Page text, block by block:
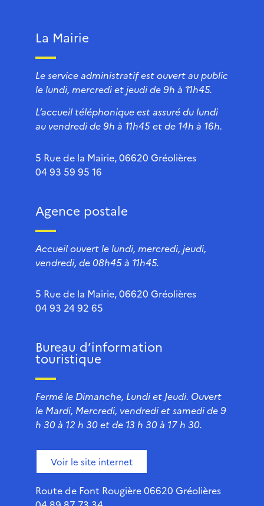
La Mairie
Le service administratif est ouvert au public
le lundi, mercredi et jeudi de 9h à 11h45.
L’accueil téléphonique est assuré du lundi
au vendredi de 9h à 11h45 et de 14h à 16h.
5 Rue de la Mairie, 06620 Gréolières
04 93 59 95 16
Agence postale
Accueil ouvert le lundi, mercredi, jeudi,
vendredi, de 08h45 à 11h45.
5 Rue de la Mairie, 06620 Gréolières
04 93 24 92 65
Bureau d’information
touristique
Fermé le Dimanche, Lundi et Jeudi. Ouvert
le Mardi, Mercredi, vendredi et samedi de 9
h 30 à 12 h 30 et de 13 h 30 à 17 h 30.
Voir le site internet
Route de Font Rougière 06620 Gréolières